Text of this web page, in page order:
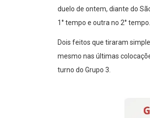
duelo de ontem, diante do
1° tempo e outra no 2° tempo.
Dois feitos que tiraram
mesmo nas últimas
turno do Grupo 3.